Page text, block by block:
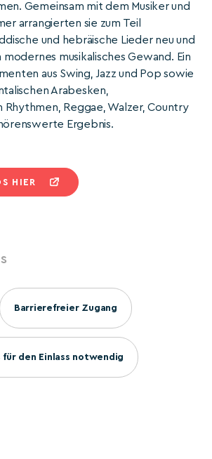
Gemeinsam mit dem Musiker und
arrangierten sie zum Teil
und hebräische Lieder neu und
musikalisches Gewand. Ein
aus Swing, Jazz und Pop sowie
Arabesken,
Rhythmen, Reggae, Walzer, Country
Ergebnis.
HIER
Barrierefreier Zugang
für den Einlass notwendig